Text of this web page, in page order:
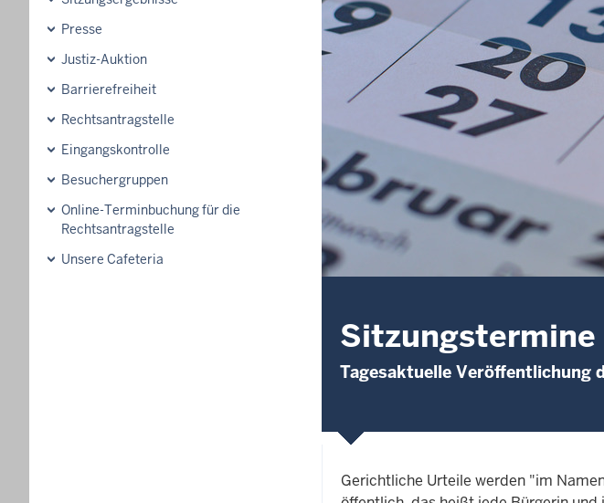
Presse
Justiz-Auktion
Barrierefreiheit
Rechtsantragstelle
Eingangskontrolle
Besuchergruppen
Online-Terminbuchung für die
Rechtsantragstelle
Unsere Cafeteria
Sitzungstermine
Tagesaktuelle Veröffentlichung
Gerichtliche Urteile werden "im